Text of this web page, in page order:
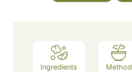
Ingredients Method